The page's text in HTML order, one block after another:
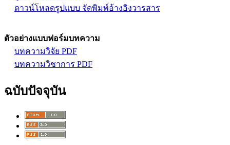
ดาวน์โหลดรูปแบบ จัดพิมพ์อ้างอิงวารสาร
ตัวอย่างแบบฟอร์มบทความ
บทความวิจัย PDF
บทความวิชาการ PDF
ฉบับปัจจุบัน